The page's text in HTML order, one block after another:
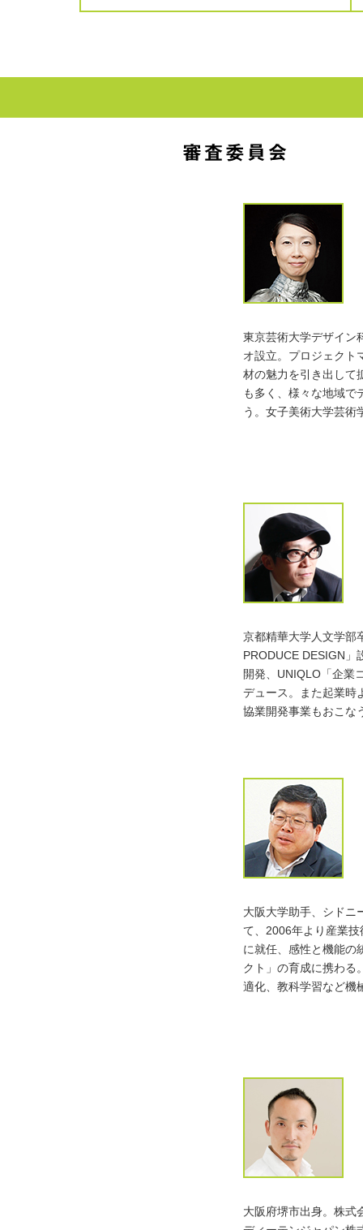
東京芸術大学デザイン
オ設立。プロジェクト
材の魅力を引き出して
も多く、様々な地域で
う。女子美術大学芸術
京都精華大学人文学部
PRODUCE DESIGN」
開発、UNIQLO「企業
デュース。また起業時
協業開発事業もおこな
大阪大学助手、シドニ
て、2006年より産業
に就任、感性と機能の
クト」の育成に携わる
適化、教科学習など機
大阪府堺市出身。株式